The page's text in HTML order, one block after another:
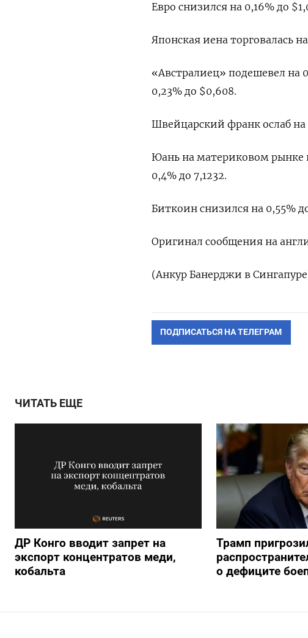
Евро снизился на 0,16% до
Японская иена торговалась
«Австралиец» подешевел на
0,23% до $0,608​.
Швейцарский франк ослаб на
Юань на материковом рынке
0,4% до 7,1232.
Биткоин снизился на 0,55%
Оригинал сообщения на
(Анкур Банерджи в
ПОДПИСАТЬСЯ НА ТЕЛЕГРАМ
ЧИТАТЬ ЕЩЕ
ДР Конго вводит запрет на
экспорт концентратов меди,
кобальта
Трамп
о дефиците